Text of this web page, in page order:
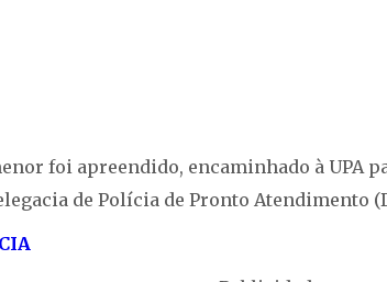
foi apreendido, encaminhado à UPA
de Polícia de Pronto Atendimento